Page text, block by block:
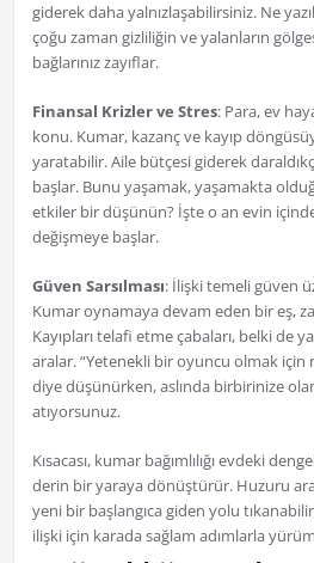
giderek daha yalnızlaşabilirsiniz. Ne
çoğu zaman gizliliğin ve yalanların
bağlarınız zayıflar.
Finansal Krizler ve Stres: Para, ev
konu. Kumar, kazanç ve kayıp
yaratabilir. Aile bütçesi giderek
başlar. Bunu yaşamak, yaşamakta
etkiler bir düşünün? İşte o an evin
değişmeye başlar.
Güven Sarsılması: İlişki temeli güven
Kumar oynamaya devam eden bir eş,
Kayıpları telafi etme çabaları, belki de
aralar. “Yetenekli bir oyuncu olmak için
diye düşünürken, aslında birbirinize
atıyorsunuz.
Kısacası, kumar bağımlılığı evdeki
derin bir yaraya dönüştürür. Huzuru
yeni bir başlangıca giden yolu
ilişki için karada sağlam adımlarla